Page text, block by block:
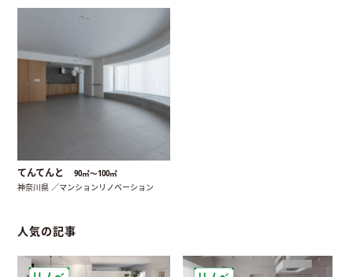
てんてんと 90㎡〜100㎡
神奈川県 ／マンションリノベーション
人気の記事